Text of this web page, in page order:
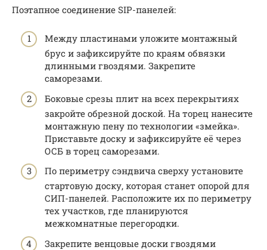
Поэтапное соединение SIP-панелей:
Между пластинами уложите монтажный
брус и зафиксируйте по краям обвязки
длинными гвоздями. Закрепите
саморезами.
Боковые срезы плит на всех перекрытиях
закройте обрезной доской. На торец нанесите
монтажную пену по технологии «змейка».
Приставьте доску и зафиксируйте её через
ОСБ в торец саморезами.
По периметру сэндвича сверху установите
стартовую доску, которая станет опорой для
СИП-панелей. Расположите их по периметру
тех участков, где планируются
межкомнатные перегородки.
Закрепите венцовые доски гвоздями